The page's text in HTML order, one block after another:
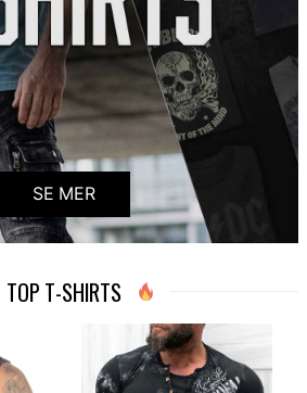
SE MER
TOP T-SHIRTS